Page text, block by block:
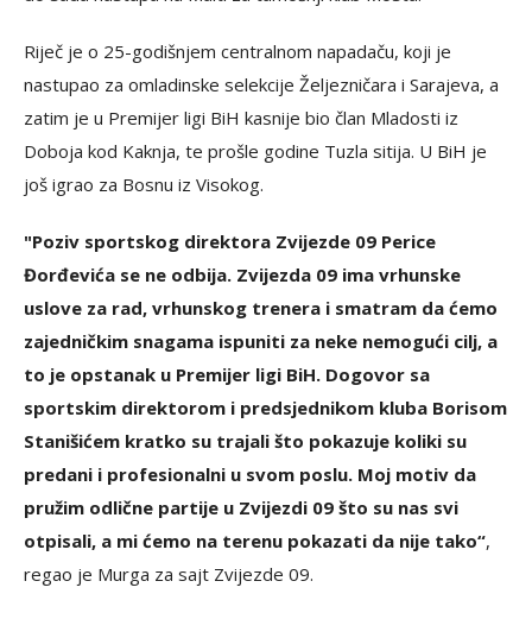
Riječ je o 25-godišnjem centralnom napadaču, koji je
nastupao za omladinske selekcije Željezničara i Sarajeva, a
zatim je u Premijer ligi BiH kasnije bio član Mladosti iz
Doboja kod Kaknja, te prošle godine Tuzla sitija. U BiH je
još igrao za Bosnu iz Visokog.
"Poziv sportskog direktora Zvijezde 09 Perice
Đorđevića se ne odbija. Zvijezda 09 ima vrhunske
uslove za rad, vrhunskog trenera i smatram da ćemo
zajedničkim snagama ispuniti za neke nemogući cilj, a
to je opstanak u Premijer ligi BiH. Dogovor sa
sportskim direktorom i predsjednikom kluba Borisom
Stanišićem kratko su trajali što pokazuje koliki su
predani i profesionalni u svom poslu. Moj motiv da
pružim odlične partije u Zvijezdi 09 što su nas svi
otpisali, a mi ćemo na terenu pokazati da nije tako“,
regao je Murga za sajt Zvijezde 09.